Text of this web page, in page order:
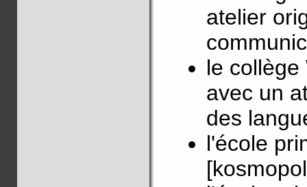
atelier
le collège
avec un
des
l'école